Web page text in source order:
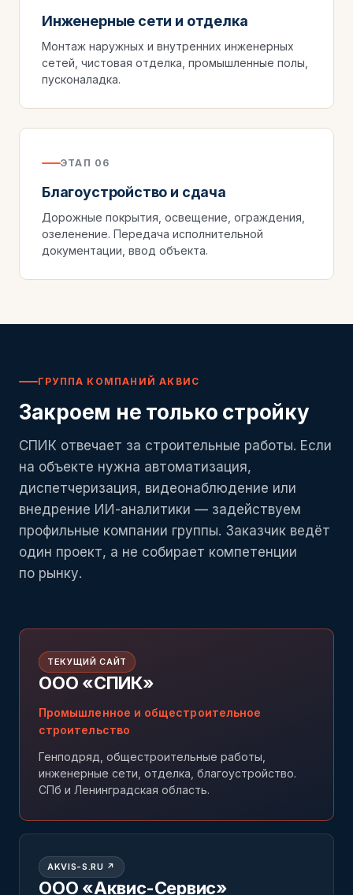
Инженерные сети и отделка
Монтаж наружных и внутренних инженерных
сетей, чистовая отделка, промышленные полы,
пусконаладка.
ЭТАП 06
Благоустройство и сдача
Дорожные покрытия, освещение, ограждения,
озеленение. Передача исполнительной
документации, ввод объекта.
ГРУППА КОМПАНИЙ АКВИС
Закроем не только стройку
СПИК отвечает за строительные работы. Если
на объекте нужна автоматизация,
диспетчеризация, видеонаблюдение или
внедрение ИИ-аналитики — задействуем
профильные компании группы. Заказчик ведёт
один проект, а не собирает компетенции
по рынку.
ТЕКУЩИЙ САЙТ
ООО «СПИК»
Промышленное и общестроительное
строительство
Генподряд, общестроительные работы,
инженерные сети, отделка, благоустройство.
СПб и Ленинградская область.
AKVIS-S.RU ↗
ООО «Аквис-Сервис»